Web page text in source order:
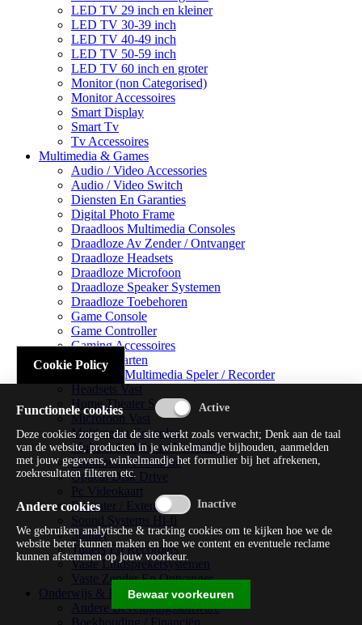
LED TV 29 inch en kleiner
LED TV 30-39 inch
LED TV 40-49 inch
LED TV 50-59 inch
LED TV 60 inch en groter
Monitor (non Categorised)
Monitor Accessoires
Smart Display
Smart Tv
Tv Accessoires
Multimedia & Games
Audio / Video Accessories
Audio / Video Switch
Diensten En Garanties
Digital Photo Frame
Draadloos Multimedia Consoles
Draadloze Av Zender / Ontvanger
Draadloze Headsets
Draadloze Microfoon
Draadloze Speaker Systemen
Draadloze Toebehoren
Game Console
Game Controller
Gaming Accessoires
Geluidskaarten
Handheld Multimedia Speler / Recorder
Headsets Vast
Home Theater Systems
Microfoon Vast
Multimedia Consoles
Multimedia Mixer / Versterker
Multimedia Productie
Optical Disk Drive
Pc Videokaart
Repeater / Extender
Sound Systems Hi-fi
Splitter
Tuners En Recorders
Vaste Luidsprekersystemen
Vaste Zender En Ontvanger
Onderwijs & Recreatie
Andere Beveiligingssoftware
Cookie Policy
Functionele cookies
Deze cookies zorgen dat de site werkt zoals verwacht; Denk aan de taal
van de website, producten in je winkelmandje bijhouden, aanmelden
met jouw gegevens, winkelmandje het formulier bij het afrekenen,
zoekresultaten filteren etc.
Andere cookies
We gebruiken analytische & tracking cookies om te kijken hoe we de
website beter kunnen maken en hoe we content en eventuele reclame
kunnen afstemmen op jouw voorkeur.
Bewaar voorkeuren